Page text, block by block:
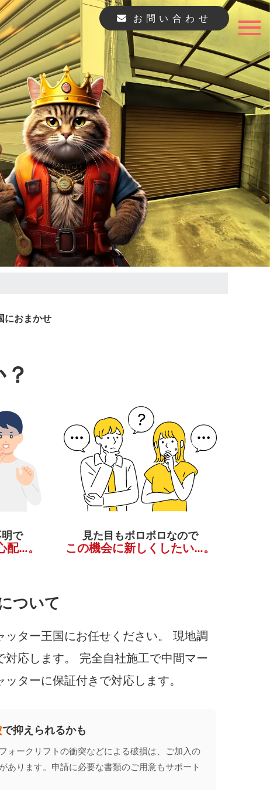
お問い合わせ
におまかせ
で
配…。
見た目もボロボロなので
この機会に新しくしたい…。
ついて
ター王国にお任せください。 現地調
応します。 完全自社施工で中間マー
ターに保証付きで対応します。
で抑えられるかも
ォークリフトの衝突などによる破損は、ご加入の
あります。申請に必要な書類のご用意もサポート